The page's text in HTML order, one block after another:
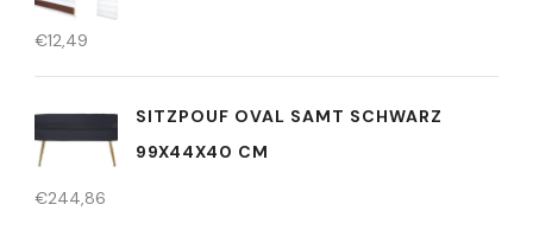
€12,49
SITZPOUF OVAL SAMT SCHWARZ
99X44X40 CM
€244,86